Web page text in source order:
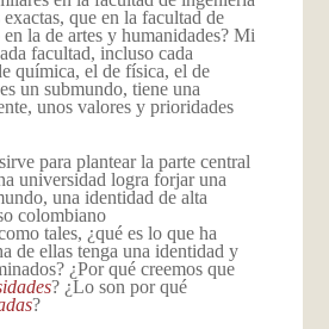
que en la facultad de
la de artes y humanidades? Mi
facultad, incluso cada
química, el de física, el de
un submundo, tiene una
unos valores y prioridades
para plantear la parte central
universidad logra forjar una
una identidad de alta
colombiano
tales, ¿qué es lo que ha
de ellas tenga una identidad y
¿Por qué creemos que
? ¿Lo son por qué
?